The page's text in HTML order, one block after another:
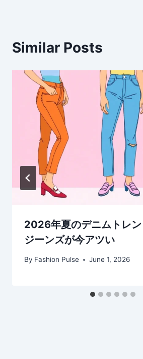
Similar Posts
2026年夏のデニムトレン
ジーンズが今アツい
By Fashion Pulse June 1, 2026